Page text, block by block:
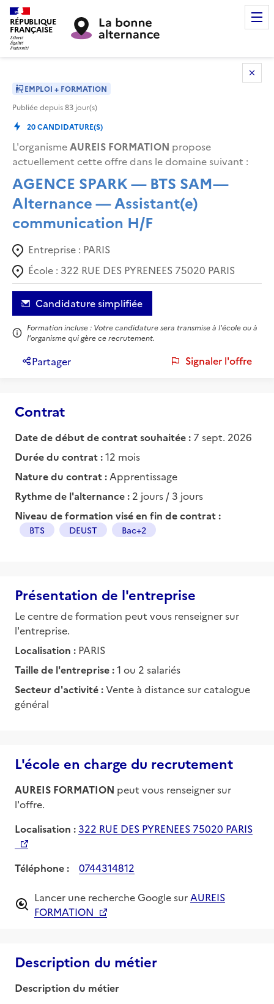
RÉPUBLIQUE
FRANÇAISE
EMPLOI + FORMATION
Publiée depuis83 jour(s)
20CANDIDATURE(S)
L'organismeAUREIS FORMATION propose
actuellement cette offre dans le domaine suivant :
AGENCE SPARK — BTS SAM—
Alternance — Assistant(e)
communication H/F
Entreprise : PARIS
École : 322 RUE DES PYRENEES 75020 PARIS
Candidature simplifiée
Formation incluse : Votre candidature sera transmise à l'école ou à
l'organisme qui gère ce recrutement.
Partager Signaler l'offre
Contrat
Date de début de contrat souhaitée : 7 sept. 2026
Durée du contrat :12 mois
Nature du contrat : Apprentissage
Rythme de l'alternance : 2 jours / 3 jours
Niveau de formation visé en fin de contrat :
BTS DEUST Bac+2
Présentation de l'entreprise
Le centre de formation peut vous renseigner sur
l'entreprise.
Localisation : PARIS
Taille de l'entreprise :1 ou 2 salariés
Secteur d'activité :Vente à distance sur catalogue
général
L'école en charge du recrutement
AUREIS FORMATION peut vous renseigner sur
l'offre.
Localisation :322 RUE DES PYRENEES 75020 PARIS
Téléphone : 0744314812
Lancer une recherche Google sur AUREIS
FORMATION
Description du métier
Description du métier